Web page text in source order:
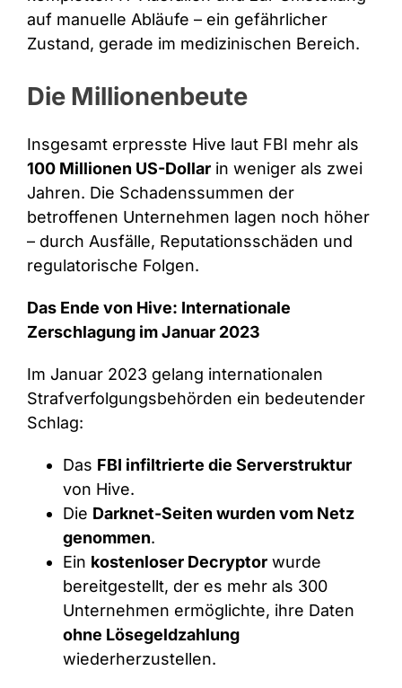
auf manuelle Abläufe – ein gefährlicher
Zustand, gerade im medizinischen Bereich.
Die Millionenbeute
Insgesamt erpresste Hive laut FBI mehr als
100 Millionen US-Dollarin weniger als zwei
Jahren. Die Schadenssummen der
betroffenen Unternehmen lagen noch höher
– durch Ausfälle, Reputationsschäden und
regulatorische Folgen.
Das Ende von Hive: Internationale
Zerschlagung im Januar 2023
Im Januar 2023 gelang internationalen
Strafverfolgungsbehörden ein bedeutender
Schlag:
Das FBI infiltrierte die Serverstruktur
von Hive.
Die Darknet-Seiten wurden vom Netz
genommen.
Ein kostenloser Decryptorwurde
bereitgestellt, der es mehr als 300
Unternehmen ermöglichte, ihre Daten
ohne Lösegeldzahlung
wiederherzustellen.